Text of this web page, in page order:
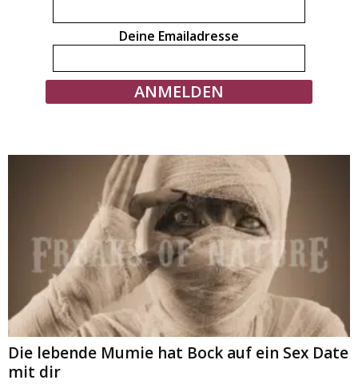
Deine Emailadresse
Die lebende Mumie hat Bock auf ein Sex Date
mit dir